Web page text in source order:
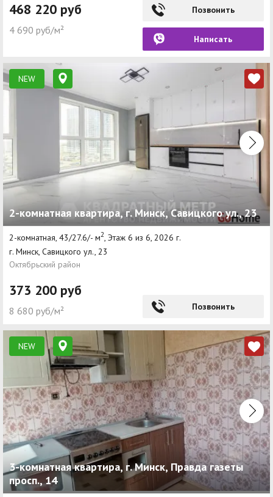
468 220 руб
4 690 руб/м²
Позвонить
Написать
NEW
2-комнатная квартира, г. Минск, Савицкого ул., 23
2-комнатная, 43/27.6/- м2 , Этаж 6 из 6, 2026 г.
г. Минск, Савицкого ул., 23
Октябрьский район
373 200 руб
8 680 руб/м² Позвонить
NEW
3-комнатная квартира, г. Минск, Правда газеты
просп., 14